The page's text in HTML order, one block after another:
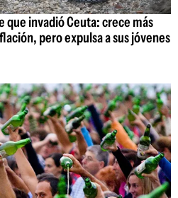
invadió Ceuta: crece más
pero expulsa a sus jóvenes